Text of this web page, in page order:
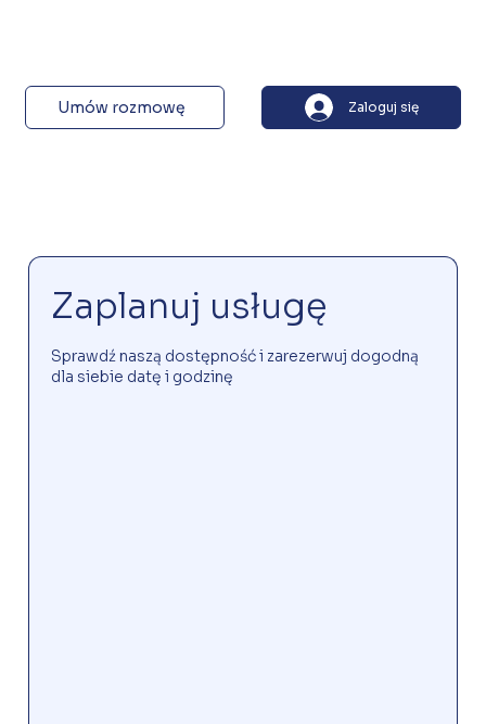
Umów rozmowę Zaloguj się
Zaplanuj usługę
Sprawdź naszą dostępność i zarezerwuj dogodną
dla siebie datę i godzinę